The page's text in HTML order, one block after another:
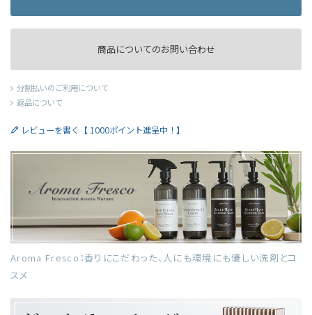
商品についてのお問い合わせ
分割払いのご利用について
返品について
レビューを書く【 1000ポイント進呈中！】
Aroma Fresco：香りにこだわった、人にも環境にも優しい洗剤とコ
スメ